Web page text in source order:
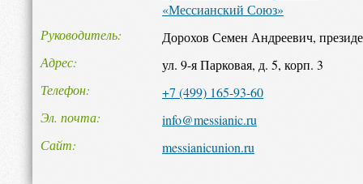
«Мессианский Союз»
Руководитель
Дорохов Семен Андреевич,
Адрес
ул. 9-я Парковая, д. 5, корп. 3
Телефон
+7 (499) 165-93-60
Эл. почта
info@messianic.ru
Сайт
messianicunion.ru